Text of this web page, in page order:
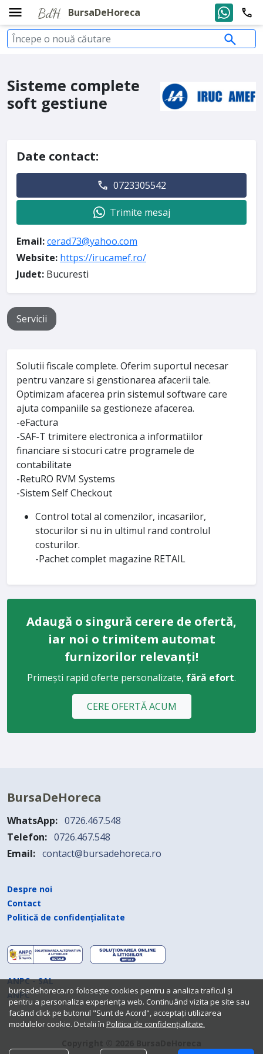
BursaDeHoreca
Sisteme complete
soft gestiune
Solutii fiscale complete. Oferim suportul necesar
pentru vanzare si genstionarea afacerii tale.
Optimizam afacerea prin sistemul software care
ajuta companiile sa gestioneze afacerea.
-eFactura
-SAF-T trimitere electronica a informatiilor
financiare si stocuri catre programele de
contabilitate
-RetuRO RVM Systems
-Sistem Self Checkout
Control total al comenzilor, incasarilor,
stocurilor si nu in ultimul rand controlul
costurilor.
-Pachet complet magazine RETAIL
Adaugă o singură cerere de ofertă,
iar noi o trimitem automat
furnizorilor relevanți!
Primești rapid oferte personalizate, fără efort.
CERE OFERTĂ ACUM
Date contact:
0723305542
Trimite mesaj
Email:cerad73@yahoo.com
Website: https://irucamef.ro/
Judet: Bucuresti
Servicii
bursadehoreca.ro folosește cookies pentru a analiza traficul și
pentru a personaliza experiența web. Continuând vizita pe site sau
facând click pe butonul "Sunt de Acord", acceptați utilizarea
modulelor cookie. Detalii în Politica de confidențialitate.
BursaDeHoreca
WhatsApp: 0726.467.548
Telefon: 0726.467.548
Email: contact@bursadehoreca.ro
Despre noi
Contact
Politică de confidențialitate
ANPC - SAL
ANPC